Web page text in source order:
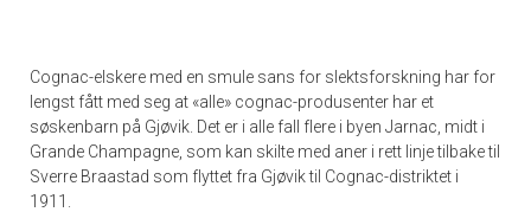
Cognac-elskere med en smule sans for slektsforskning har for
lengst fått med seg at «alle» cognac-produsenter har et
søskenbarn på Gjøvik. Det er i alle fall flere i byen Jarnac, midt i
Grande Champagne, som kan skilte med aner i rett linje tilbake til
Sverre Braastad som flyttet fra Gjøvik til Cognac-distriktet i
1911.